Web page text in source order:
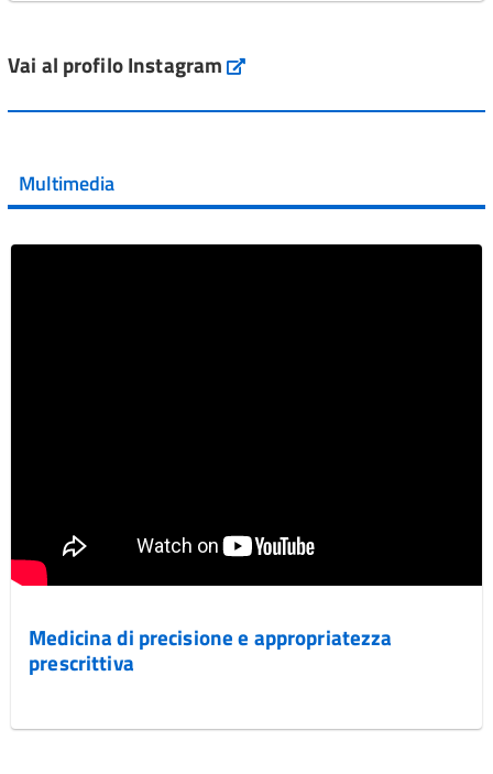
Vai al post →
Vai al post →
Vai al profilo Instagram Instagram
Multimedia
Medicina di precisione e appropriatezza
prescrittiva